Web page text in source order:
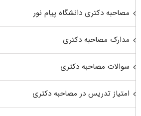
مصاحبه دکتری دانشگاه پیام نور
مدارک مصاحبه دکتری
سوالات مصاحبه دکتری
امتیاز تدریس در مصاحبه دکتری